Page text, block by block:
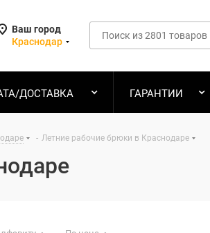
Ваш город
Краснодар
ДОСТАВКА ГАРАНТИИ
- Летние рабочие брюки в Краснодаре